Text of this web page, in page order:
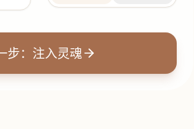
步：注入灵魂